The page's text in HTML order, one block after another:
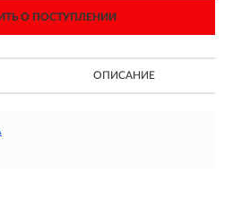
О ПОСТУПЛЕНИИ
ОПИСАНИЕ